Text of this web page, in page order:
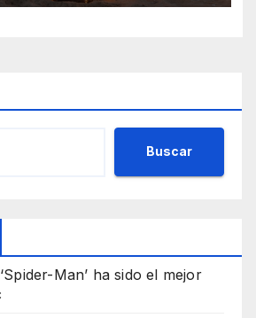
Buscar
Man’ ha sido el mejor